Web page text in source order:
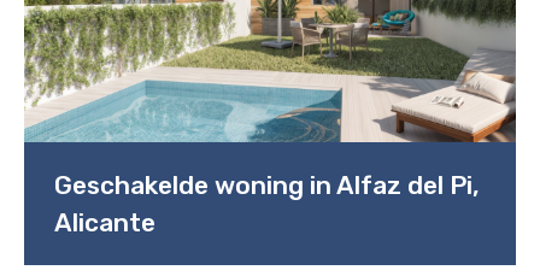
Geschakelde woning in Alfaz del Pi,
Alicante